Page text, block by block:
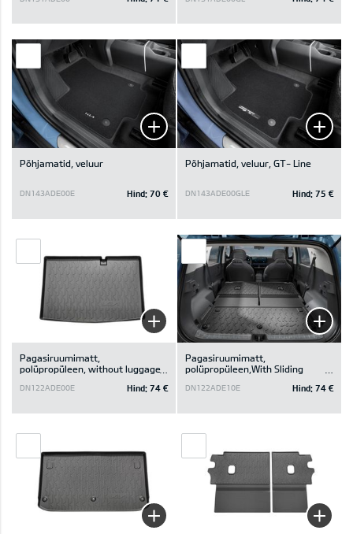
Põhjamatid, veluur
DN143ADE00E Hind: 70 €
Põhjamatid, veluur, GT- Line
DN143ADE00GLE Hind: 75 €
Pagasiruumimatt,
polüpropüleen, without luggage
DN122ADE00E Hind: 74 €
Pagasiruumimatt,
polüpropüleen,With Sliding
DN122ADE10E Hind: 74 €